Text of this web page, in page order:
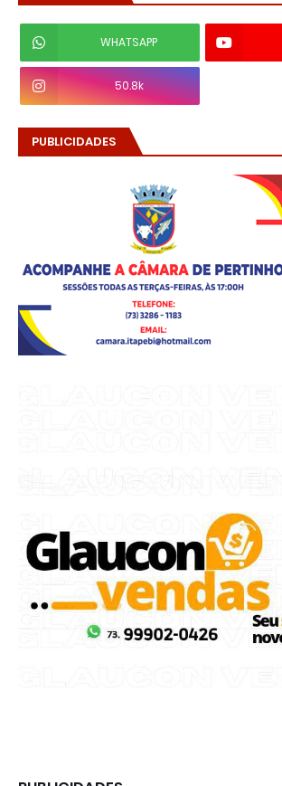
WHATSAPP
50.8k
PUBLICIDADES